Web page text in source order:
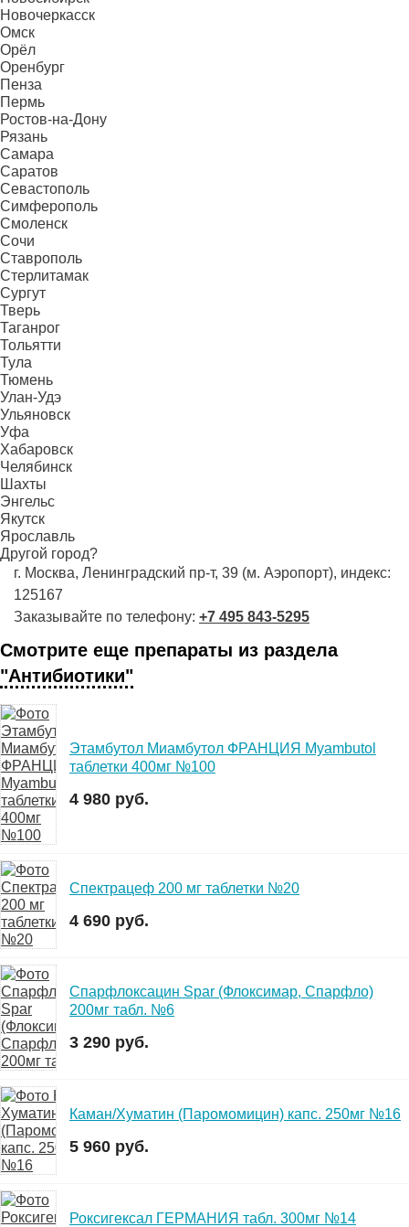
Новочеркасск
Омск
Орёл
Оренбург
Пенза
Пермь
Ростов-на-Дону
Рязань
Самара
Саратов
Севастополь
Симферополь
Смоленск
Сочи
Ставрополь
Стерлитамак
Сургут
Тверь
Таганрог
Тольятти
Тула
Тюмень
Улан-Удэ
Ульяновск
Уфа
Хабаровск
Челябинск
Шахты
Энгельс
Якутск
Ярославль
Другой город?
г. Москва, Ленинградский пр-т, 39 (м. Аэропорт), индекс:
125167
Заказывайте по телефону: +7 495 843-5295
Смотрите еще препараты из раздела
"Антибиотики"
Этамбутол Миамбутол ФРАНЦИЯ Myambutol
таблетки 400мг №100
4 980 руб.
Спектрацеф 200 мг таблетки №20
4 690 руб.
Спарфлоксацин Spar (Флоксимар, Спарфло)
200мг табл. №6
3 290 руб.
Каман/Хуматин (Паромомицин) капс. 250мг №16
5 960 руб.
Роксигексал ГЕРМАНИЯ табл. 300мг №14